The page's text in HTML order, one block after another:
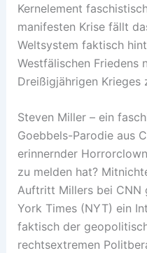
Kernelement
manifesten Krise fällt
Weltsystem faktisch
Westfälischen Friedens
Dreißigjährigen Krieges
Steven Miller – ein
Goebbels-Parodie aus
erinnernder
zu melden hat?
Auftritt Millers bei CNN
York Times (NYT) ein
faktisch der
rechtsextremen